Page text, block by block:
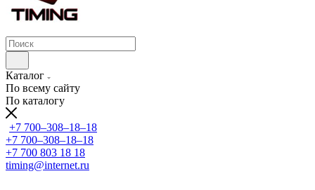
Каталог
По всему сайту
По каталогу
+7 700‒308‒18‒18
+7 700‒308‒18‒18
+7 700 803 18 18
timing@internet.ru